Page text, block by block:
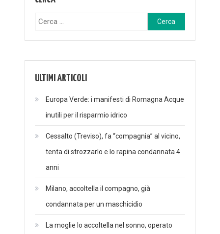
Ricerca
per:
ULTIMI ARTICOLI
Europa Verde: i manifesti di Romagna Acque
inutili per il risparmio idrico
Cessalto (Treviso), fa “compagnia” al vicino,
tenta di strozzarlo e lo rapina condannata 4
anni
Milano, accoltella il compagno, già
condannata per un maschicidio
La moglie lo accoltella nel sonno, operato